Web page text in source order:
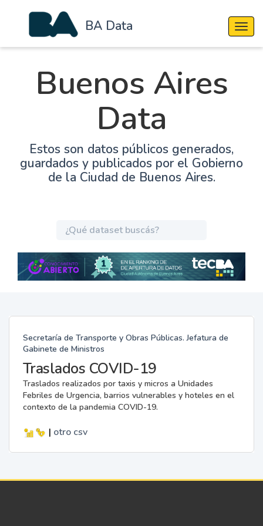
BA Data
Buenos Aires
Data
Estos son datos públicos generados,
guardados y publicados por el Gobierno
de la Ciudad de Buenos Aires.
Secretaría de Transporte y Obras Públicas. Jefatura de
Gabinete de Ministros
Traslados COVID-19
Traslados realizados por taxis y micros a Unidades
Febriles de Urgencia, barrios vulnerables y hoteles en el
contexto de la pandemia COVID-19.
| otro csv